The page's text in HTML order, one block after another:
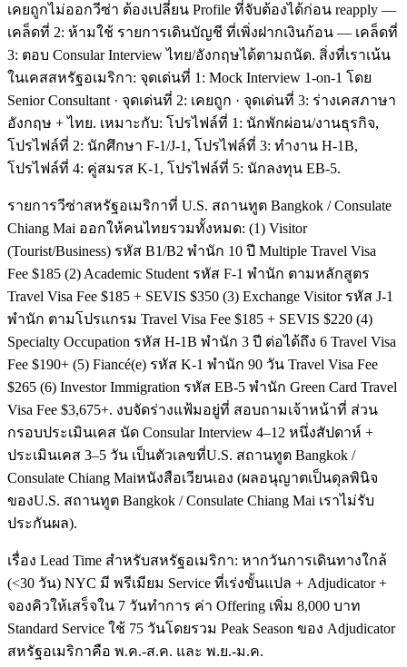
เคยถูกไม่ออกวีซ่า ต้องเปลี่ยน Profile ที่จับต้องได้ก่อน reapply —
เคล็ดที่ 2: ห้ามใช้ รายการเดินบัญชี ที่เพิ่งฝากเงินก้อน — เคล็ดที่
3: ตอบ Consular Interview ไทย/อังกฤษได้ตามถนัด. สิ่งที่เราเน้น
ในเคสสหรัฐอเมริกา: จุดเด่นที่ 1: Mock Interview 1-on-1 โดย
Senior Consultant · จุดเด่นที่ 2: เคยถูก · จุดเด่นที่ 3: ร่างเคสภาษา
อังกฤษ + ไทย. เหมาะกับ: โปรไฟล์ที่ 1: นักพักผ่อน/งานธุรกิจ,
โปรไฟล์ที่ 2: นักศึกษา F-1/J-1, โปรไฟล์ที่ 3: ทำงาน H-1B,
โปรไฟล์ที่ 4: คู่สมรส K-1, โปรไฟล์ที่ 5: นักลงทุน EB-5.
รายการวีซ่าสหรัฐอเมริกาที่ U.S. สถานทูต Bangkok / Consulate
Chiang Mai ออกให้คนไทยรวมทั้งหมด: (1) Visitor
(Tourist/Business) รหัส B1/B2 พำนัก 10 ปี Multiple Travel Visa
Fee $185 (2) Academic Student รหัส F-1 พำนัก ตามหลักสูตร
Travel Visa Fee $185 + SEVIS $350 (3) Exchange Visitor รหัส J-1
พำนัก ตามโปรแกรม Travel Visa Fee $185 + SEVIS $220 (4)
Specialty Occupation รหัส H-1B พำนัก 3 ปี ต่อได้ถึง 6 Travel Visa
Fee $190+ (5) Fiancé(e) รหัส K-1 พำนัก 90 วัน Travel Visa Fee
$265 (6) Investor Immigration รหัส EB-5 พำนัก Green Card Travel
Visa Fee $3,675+. งบจัดร่างแฟ้มอยู่ที่ สอบถามเจ้าหน้าที่ ส่วน
กรอบประเมินเคส นัด Consular Interview 4–12 หนึ่งสัปดาห์ +
ประเมินเคส 3–5 วัน เป็นตัวเลขที่U.S. สถานทูต Bangkok /
Consulate Chiang Maiหนังสือเวียนเอง (ผลอนุญาตเป็นดุลพินิจ
ของU.S. สถานทูต Bangkok / Consulate Chiang Mai เราไม่รับ
ประกันผล).
เรื่อง Lead Time สำหรับสหรัฐอเมริกา: หากวันการเดินทางใกล้
(<30 วัน) NYC มี พรีเมียม Service ที่เร่งขั้นแปล + Adjudicator +
จองคิวให้เสร็จใน 7 วันทำการ ค่า Offering เพิ่ม 8,000 บาท
Standard Service ใช้ 75 วันโดยรวม Peak Season ของ Adjudicator
สหรัฐอเมริกาคือ พ.ค.-ส.ค. และ พ.ย.-ม.ค.